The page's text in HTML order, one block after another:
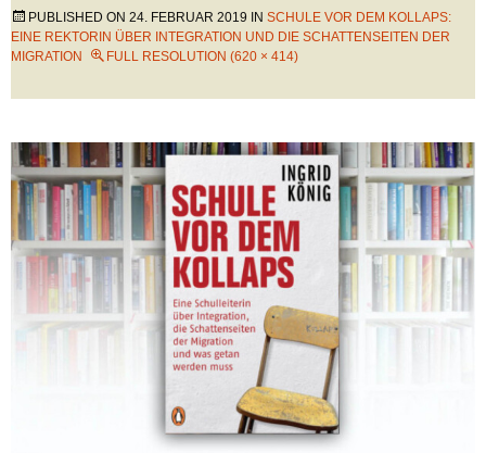
PUBLISHED ON 24. FEBRUAR 2019 IN SCHULE VOR DEM KOLLAPS:
EINE REKTORIN ÜBER INTEGRATION UND DIE SCHATTENSEITEN DER
MIGRATION
FULL RESOLUTION (620 × 414)